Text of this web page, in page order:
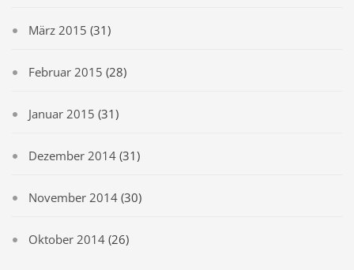
März 2015 (31)
Februar 2015 (28)
Januar 2015 (31)
Dezember 2014 (31)
November 2014 (30)
Oktober 2014 (26)